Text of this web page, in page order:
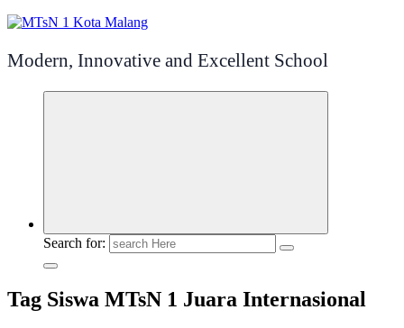
Modern, Innovative and Excellent School
Search for:
Tag Siswa MTsN 1 Juara Internasional